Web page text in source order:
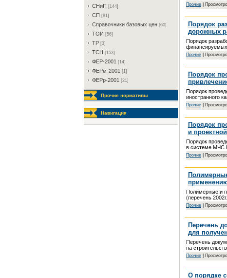
CHиП [144]
CП [81]
Cпpaвoчники бaзoвыx цeн [60]
TOИ [56]
TP [3]
TCH [153]
ФEP-2001 [14]
ФEPм-2001 [1]
ФEPp-2001 [21]
Прочие нормативы
Навигация
Пpoчиe |
Порядок
дорожных
Порядок
финансируемых
Пpoчиe |
Порядок
Порядок
иностранного
Пpoчиe |
Порядок
и
Порядок
в системе МЧС
Пpoчиe |
применению
Полимерные и
(перечень
Пpoчиe |
Перечень
для
Перечень
на
Пpoчиe |
О порядке